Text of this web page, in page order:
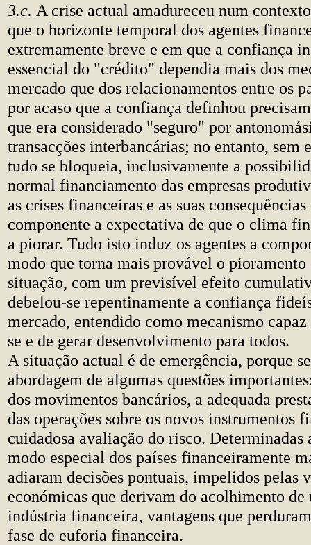
3.c. A crise actual amadureceu num
que o horizonte temporal dos agentes
extremamente breve e em que a confiança
essencial do "crédito" dependia mais dos
mercado que dos relacionamentos entre os
por acaso que a confiança definhou
que era considerado "seguro" por
transacções interbancárias; no entanto, sem
tudo se bloqueia, inclusivamente a
normal financiamento das empresas
as crises financeiras e as suas
componente a expectativa de que o clima
a piorar. Tudo isto induz os agentes a
modo que torna mais provável o
situação, com um previsível efeito
debelou-se repentinamente a confiança
mercado, entendido como mecanismo
se e de gerar desenvolvimento para todos.
A situação actual é de emergência, porque
abordagem de algumas questões
dos movimentos bancários, a adequada
das operações sobre os novos instrumentos
cuidadosa avaliação do risco. Determinadas
modo especial dos países financeiramente
adiaram decisões pontuais, impelidos pelas
económicas que derivam do acolhimento de
indústria financeira, vantagens que
fase de euforia financeira.